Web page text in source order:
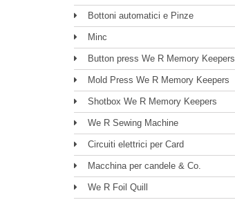
Bottoni automatici e Pinze
Minc
Button press We R Memory Keepers
Mold Press We R Memory Keepers
Shotbox We R Memory Keepers
We R Sewing Machine
Circuiti elettrici per Card
Macchina per candele & Co.
We R Foil Quill